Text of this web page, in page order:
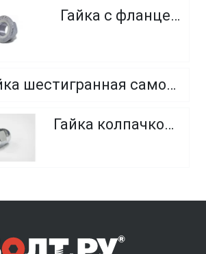
Гайка с фланцем
Гайка шестигранная самоконтрящаяся, с нейлоновым кольцом, из нержавеющей стали
Гайка колпачковая